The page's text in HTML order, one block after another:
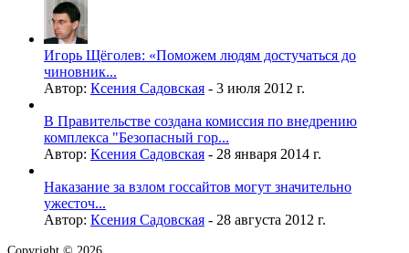
Игорь Щёголев: «Поможем людям достучаться до
чиновник...
Автор: Ксения Садовская - 3 июля 2012 г.
В Правительстве создана комиссия по внедрению
комплекса "Безопасный гор...
Автор: Ксения Садовская - 28 января 2014 г.
Наказание за взлом госсайтов могут значительно
ужесточ...
Автор: Ксения Садовская - 28 августа 2012 г.